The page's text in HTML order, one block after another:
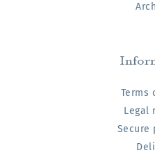
Terms
Legal
Secure